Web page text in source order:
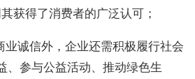
获得了消费者的广泛认可；
业诚信外，企业还需积极履行社会
、参与公益活动、推动绿色生